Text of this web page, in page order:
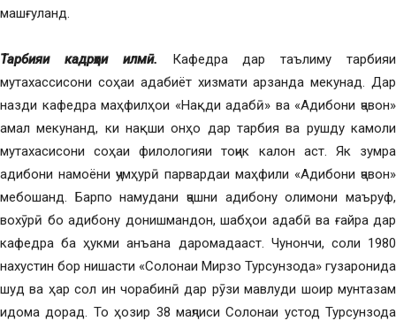
машғуланд.
Тарбияи кадрҳои илмӣ. Кафедра дар таълиму тарбияи
мутахассисони соҳаи адабиёт хизмати арзанда мекунад. Дар
назди кафедра маҳфилҳои «Нақди адабӣ» ва «Адибони ҷавон»
амал мекунанд, ки нақши онҳо дар тарбия ва рушду камоли
мутахасисони соҳаи филологияи тоҷик калон аст. Як зумра
адибони намоёни ҷумҳурӣ парвардаи маҳфили «Адибони ҷавон»
мебошанд. Барпо намудани ҷашни адибону олимони маъруф,
вохӯрӣ бо адибону донишмандон, шабҳои адабӣ ва ғайра дар
кафедра ба ҳукми анъана даромадааст. Чунончи, соли 1980
нахустин бор нишасти «Солонаи Мирзо Турсунзода» гузаронида
шуд ва ҳар сол ин чорабинӣ дар рӯзи мавлуди шоир мунтазам
идома дорад. То ҳозир 38 маҷлиси Солонаи устод Турсунзода